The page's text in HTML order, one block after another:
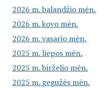
2026 m. balandžio mėn.
2026 m. kovo mėn.
2026 m. vasario mėn.
2025 m. liepos mėn.
2025 m. birželio mėn.
2025 m. gegužės mėn.